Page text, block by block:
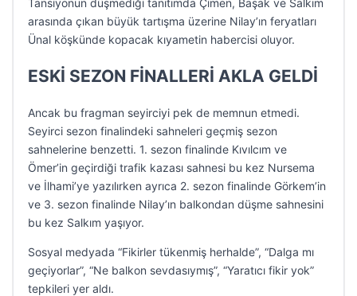
Tansiyonun düşmediği tanıtımda Çimen, Başak ve Salkım
arasında çıkan büyük tartışma üzerine Nilay’ın feryatları
Ünal köşkünde kopacak kıyametin habercisi oluyor.
ESKİ SEZON FİNALLERİ AKLA GELDİ
Ancak bu fragman seyirciyi pek de memnun etmedi.
Seyirci sezon finalindeki sahneleri geçmiş sezon
sahnelerine benzetti. 1. sezon finalinde Kıvılcım ve
Ömer’in geçirdiği trafik kazası sahnesi bu kez Nursema
ve İlhami’ye yazılırken ayrıca 2. sezon finalinde Görkem’in
ve 3. sezon finalinde Nilay’ın balkondan düşme sahnesini
bu kez Salkım yaşıyor.
Sosyal medyada “Fikirler tükenmiş herhalde”, “Dalga mı
geçiyorlar”, “Ne balkon sevdasıymış”, “Yaratıcı fikir yok”
tepkileri yer aldı.